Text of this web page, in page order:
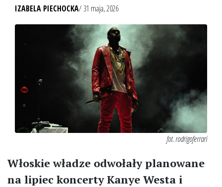
IZABELA PIECHOCKA/ 31 maja, 2026
fot. rodrigoferrari
Włoskie władze odwołały planowane
na lipiec koncerty Kanye Westa i